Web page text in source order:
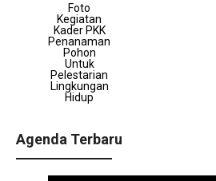
Foto
Kegiatan
Kader PKK
Penanaman
Pohon
Untuk
Pelestarian
Lingkungan
Hidup
Agenda Terbaru